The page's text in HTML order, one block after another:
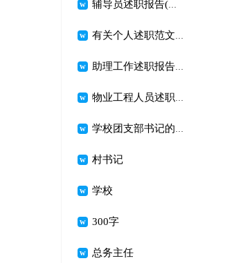
辅导员述职报告(通用15篇)
有关个人述职范文锦集5篇
助理工作述职报告合集10篇
物业工程人员述职报告 3篇
学校团支部书记的述职报告
村书记
学校
300字
总务主任